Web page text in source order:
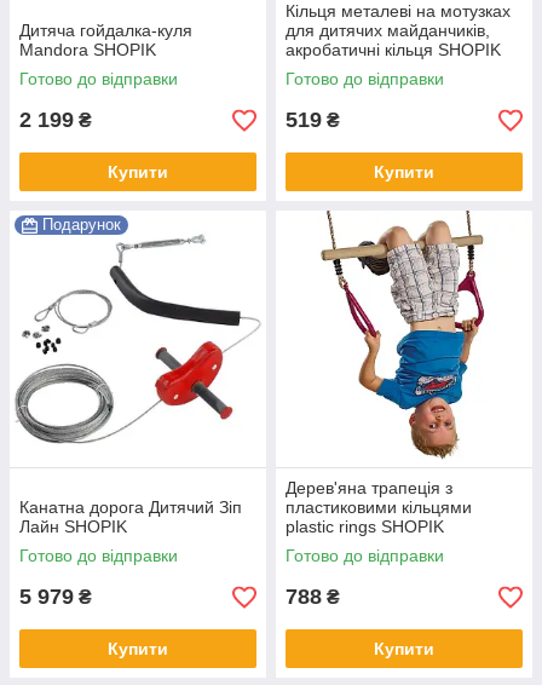
Дитяча гойдалка-куля
Mandora SHOPIK
Готово до відправки
2 199 ₴
Купити
Кільця металеві на мотузках
для дитячих майданчиків,
акробатичні кільця SHOPIK
Готово до відправки
519 ₴
Купити
Подарунок
Канатна дорога Дитячий Зіп
Лайн SHOPIK
Готово до відправки
5 979 ₴
Купити
Дерев'яна трапеція з
пластиковими кільцями
plastic rings SHOPIK
Готово до відправки
788 ₴
Купити